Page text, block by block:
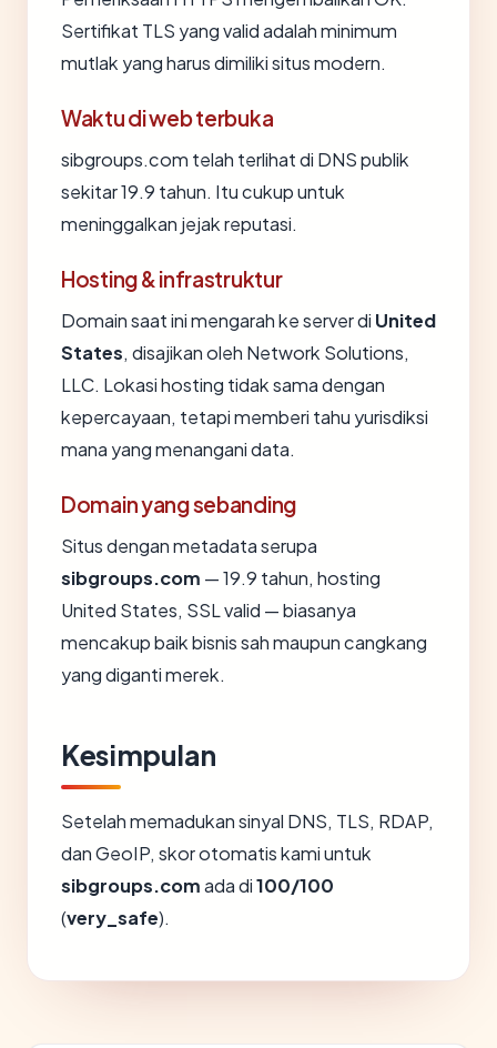
Sertifikat TLS yang valid adalah minimum
mutlak yang harus dimiliki situs modern.
Waktu di web terbuka
sibgroups.com telah terlihat di DNS publik
sekitar 19.9 tahun. Itu cukup untuk
meninggalkan jejak reputasi.
Hosting & infrastruktur
Domain saat ini mengarah ke server di United
States, disajikan oleh Network Solutions,
LLC. Lokasi hosting tidak sama dengan
kepercayaan, tetapi memberi tahu yurisdiksi
mana yang menangani data.
Domain yang sebanding
Situs dengan metadata serupa
sibgroups.com — 19.9 tahun, hosting
United States, SSL valid — biasanya
mencakup baik bisnis sah maupun cangkang
yang diganti merek.
Kesimpulan
Setelah memadukan sinyal DNS, TLS, RDAP,
dan GeoIP, skor otomatis kami untuk
sibgroups.comada di100/100
(very_safe).